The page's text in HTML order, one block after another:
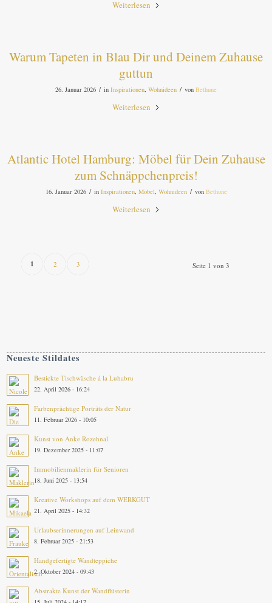
Weiterlesen
Warum Tapeten in Blau Dir und Deinem Zuhause
guttun
26. Januar 2026 / in Inspirationen Wohnideen / von Bethune
Weiterlesen
Atlantic Hotel Hamburg: Möbel für Dein Zuhause
zum Schnäppchenpreis!
16. Januar 2026 / in Inspirationen, Möbel Wohnideen / von Bethune
Weiterlesen
Seite 1 von 3
1 2 3
Neueste Stildates
Bestickte Tischwäsche á la Luhabru
22. April 2026 - 16:24
Farbenprächtige Porträts der Natur
11. Februar 2026 - 10:05
Kunst von Anke Rozehnal
19. Dezember 2025 - 11:07
Immobilienmaklerin für Senioren
18. Juni 2025 - 13:54
Kreative Workshops auf dem WERKGUT
21. April 2025 - 14:32
Urlaubserinnerungen auf Leinwand
8. Februar 2025 - 21:53
Handgefertigte Wandteppiche
2. Oktober 2024 - 09:43
Abstrakte Kunst der Wandflüsterin